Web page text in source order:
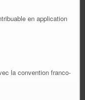
en application
la convention franco-